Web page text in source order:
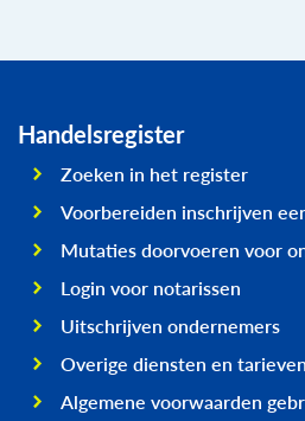
Handelsregister
Zoeken in het register
Voorbereiden inschrijven
Mutaties doorvoeren voor
Login voor notarissen
Uitschrijven ondernemers
Overige diensten en tarieven
Algemene voorwaarden